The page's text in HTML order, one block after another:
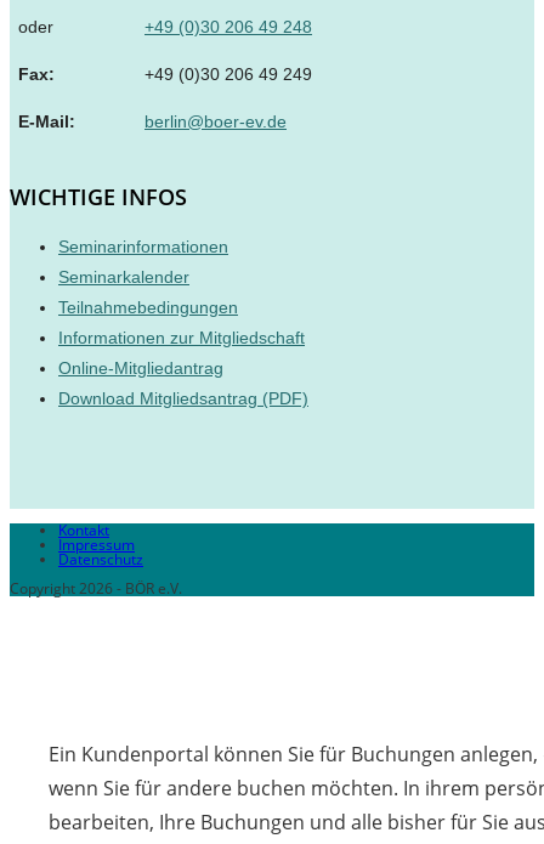
oder +49 (0)30 206 49 248
Fax: +49 (0)30 206 49 249
E-Mail: berlin@boer-ev.de
WICHTIGE INFOS
Seminarinformationen
Seminarkalender
Teilnahmebedingungen
Informationen zur Mitgliedschaft
Online-Mitgliedantrag
Download Mitgliedsantrag (PDF)
Kontakt
Impressum
Datenschutz
Copyright 2026 - BÖR e.V.
Ein Kundenportal können Sie für Buchungen
wenn Sie für andere buchen möchten. In ihrem
bearbeiten, Ihre Buchungen und alle bisher für Sie